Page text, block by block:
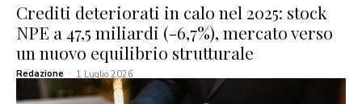
Crediti deteriorati in calo nel 2025: stock
NPE a 47,5 miliardi (-6,7%), mercato verso
un nuovo equilibrio strutturale
Redazione - 1 Luglio 2026